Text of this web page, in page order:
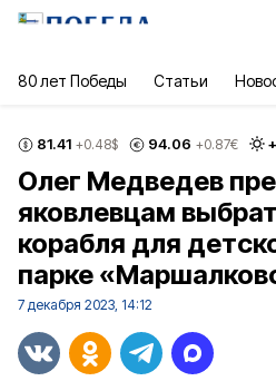
80 лет Победы Статьи
81.41 +0.48$ 94.06 +0.87€ +
Олег Медведев
яковлевцам
корабля для
парке
7 декабря 2023, 14:12